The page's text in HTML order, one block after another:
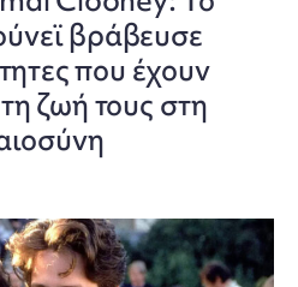
βράβευσε
που έχουν
ζωή τους στη